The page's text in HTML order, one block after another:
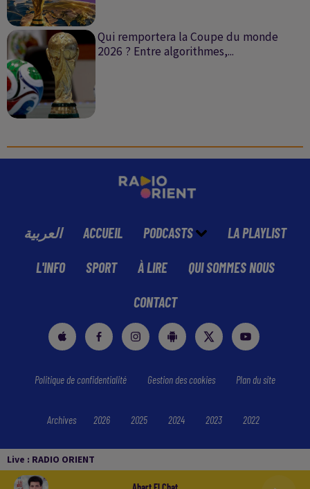
Live : RADIO ORIENT
Qui remportera la Coupe du monde
2026 ? Entre algorithmes,...
العربية ACCUEIL PODCASTS LA PLAYLIST
L'INFO SPORT À LIRE QUI SOMMES NOUS
CONTACT
Politique de confidentialité Gestion des cookies Plan du site
Archives 2026 2025 2024 2023 2022